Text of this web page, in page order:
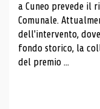
a Cuneo prevede il
Comunale.
dell'intervento,
fondo storico, la
del premio ...